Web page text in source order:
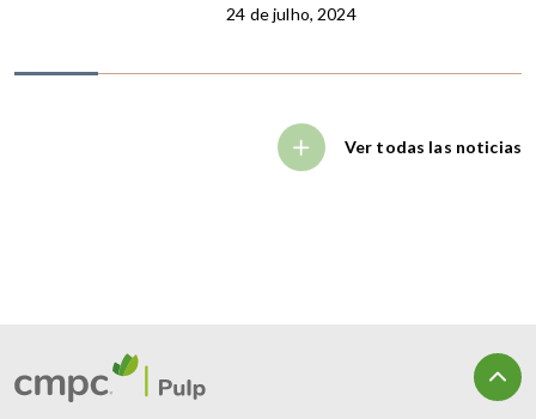
24 de julho, 2024
Ver todas las noticias